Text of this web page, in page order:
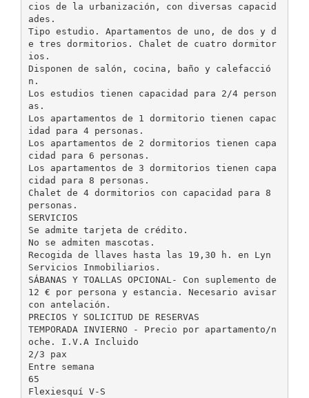
cios de la urbanización, con diversas capacid
ades.
Tipo estudio. Apartamentos de uno, de dos y d
e tres dormitorios. Chalet de cuatro dormitor
ios.
Disponen de salón, cocina, baño y calefacció
n.
Los estudios tienen capacidad para 2/4 person
as.
Los apartamentos de 1 dormitorio tienen capac
idad para 4 personas.
Los apartamentos de 2 dormitorios tienen capa
cidad para 6 personas.
Los apartamentos de 3 dormitorios tienen capa
cidad para 8 personas.
Chalet de 4 dormitorios con capacidad para 8
personas.
SERVICIOS
Se admite tarjeta de crédito.
No se admiten mascotas.
Recogida de llaves hasta las 19,30 h. en Lyn
Servicios Inmobiliarios.
SÁBANAS Y TOALLAS OPCIONAL- Con suplemento de
12 € por persona y estancia. Necesario avisar
con antelación.
PRECIOS Y SOLICITUD DE RESERVAS
TEMPORADA INVIERNO - Precio por apartamento/n
oche. I.V.A Incluido
2/3 pax
Entre semana
65
Flexiesquí V-S